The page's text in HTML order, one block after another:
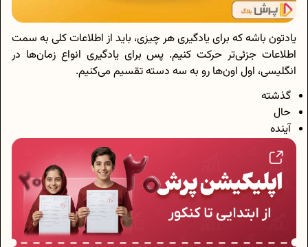
یادتون باشه که برای یادگیری هر چیزی، باید از اطلاعات کلی به سمت
اطلاعات جزئی‌تر حرکت کنیم. پس برای یادگیری انواع زمان‌ها در
انگلیسی، اول اون‌ها رو به سه دسته تقسیم می‌کنیم.
گذشته
حال
آینده